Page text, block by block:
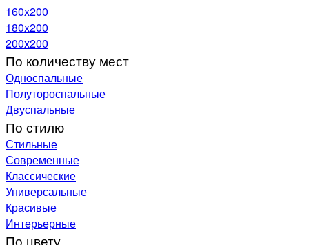
160х200
180х200
200х200
По количеству мест
Односпальные
Полутороспальные
Двуспальные
По стилю
Стильные
Современные
Классические
Универсальные
Красивые
Интерьерные
По цвету